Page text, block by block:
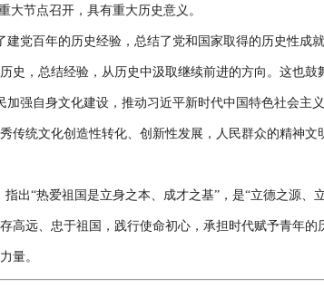
大节点召开，具有重大历史意义。
党百年的历史经验，总结了党和国家取得的历史性
，总结经验，从历史中汲取继续前进的方向。这也鼓
强自身文化建设，推动习近平新时代中国特色社会
传统文化创造性转化、创新性发展，人民群众的精神
出“热爱祖国是立身之本、成才之基”，是“立德之源
高远、忠于祖国，践行使命初心，承担时代赋予青年
量。